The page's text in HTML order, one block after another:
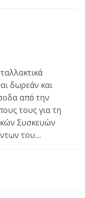
δωρεάν και
από την
τους για τη
Συσκευών
του...